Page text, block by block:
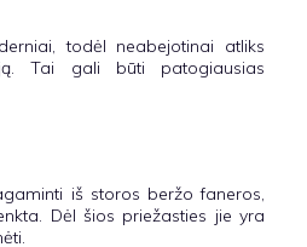
todėl neabejotinai atliks
Tai gali būti patogiausias
iš storos beržo faneros,
Dėl šios priežasties jie yra